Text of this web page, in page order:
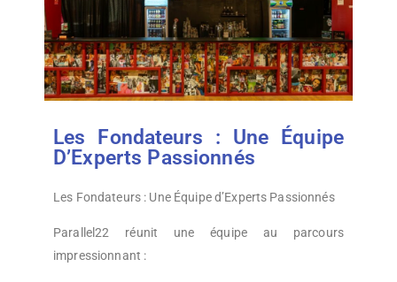
Les Fondateurs : Une Équipe
D’Experts Passionnés
Les Fondateurs : Une Équipe d’Experts Passionnés
Parallel22 réunit une équipe au parcours
impressionnant :